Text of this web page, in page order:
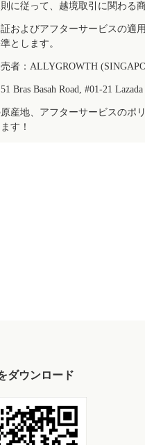
に従って、越境取引に関わる
およびアフターサービスの適
とします。
者：ALLYGROWTH
Bras Basah Road, #01-21
産地、アフターサービスのポ
す！
ダウンロード